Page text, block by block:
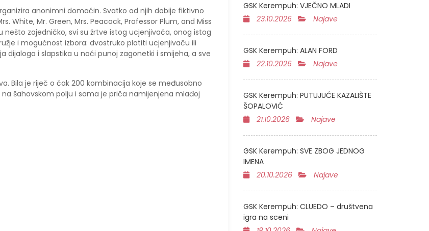
anonimni domaćin. Svatko od njih dobije fiktivno
White, Mr. Green, Mrs. Peacock, Professor Plum, and Miss
zajedničko, svi su žrtve istog ucjenjivača, onog istog
i mogućnost izbora: dvostruko platiti ucjenjivaču ili
dijaloga i slapstika u noći punoj zagonetki i smijeha, a sve
Bila je riječ o čak 200 kombinacija koje se međusobno
šahovskom polju i sama je priča namijenjena mlađoj
GSK Kerempuh: VJEČNO MLADI
23.10.2026
Najave
GSK Kerempuh: ALAN FORD
22.10.2026
Najave
GSK Kerempuh: PUTUJUĆE KAZALIŠTE
ŠOPALOVIĆ
21.10.2026
Najave
GSK Kerempuh: SVE ZBOG JEDNOG
IMENA
20.10.2026
Najave
GSK Kerempuh: CLUEDO – društvena
igra na sceni